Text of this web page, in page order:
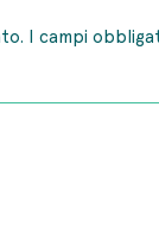
I campi